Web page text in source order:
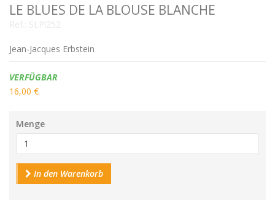
LE BLUES DE LA BLOUSE BLANCHE
Ref.: SLPl252
Jean-Jacques Erbstein
Verfügbarkeit:
VERFÜGBAR
16,00 €
Menge
In den Warenkorb